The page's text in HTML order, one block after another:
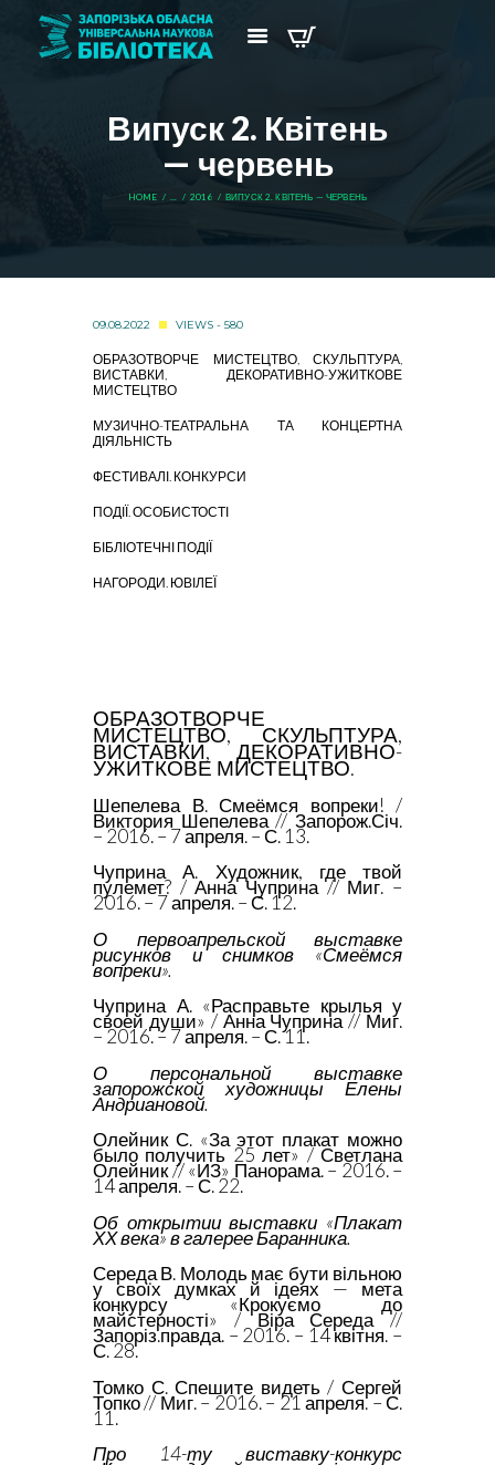
Випуск 2. Квітень
— червень
HOME ... 2016 ВИПУСК 2. КВІТЕНЬ — ЧЕРВЕНЬ
09.08.2022 VIEWS - 580
ОБРАЗОТВОРЧЕ МИСТЕЦТВО, СКУЛЬПТУРА,
ВИСТАВКИ, ДЕКОРАТИВНО-УЖИТКОВЕ
МИСТЕЦТВО
МУЗИЧНО-ТЕАТРАЛЬНА ТА КОНЦЕРТНА
ДІЯЛЬНІСТЬ
ФЕСТИВАЛІ. КОНКУРСИ
ПОДІЇ. ОСОБИСТОСТІ
БІБЛІОТЕЧНІ ПОДІЇ
НАГОРОДИ. ЮВІЛЕЇ
ОБРАЗОТВОРЧЕ
МИСТЕЦТВО, СКУЛЬПТУРА,
ВИСТАВКИ, ДЕКОРАТИВНО-
УЖИТКОВЕ МИСТЕЦТВО.
Шепелева В. Смеёмся вопреки! /
Виктория Шепелева // Запорож.Січ.
– 2016. – 7 апреля. – С. 13.
Чуприна А. Художник, где твой
пулемет? / Анна Чуприна // Миг. –
2016. – 7 апреля. – С. 12.
О первоапрельской выставке
рисунков и снимков «Смеёмся
вопреки».
Чуприна А. «Расправьте крылья у
своей души» / Анна Чуприна // Миг.
– 2016. – 7 апреля. – С. 11.
О персональной выставке
запорожской художницы Елены
Андриановой.
Олейник С. «За этот плакат можно
было получить 25 лет» / Светлана
Олейник // «ИЗ» Панорама. – 2016. –
14 апреля. – С. 22.
Об открытии выставки «Плакат
ХХ века» в галерее Баранника.
Середа В. Молодь має бути вільною
у своїх думках й ідеях — мета
конкурсу «Крокуємо до
майстерності» / Віра Середа //
Запоріз.правда. – 2016. – 14 квітня. –
С. 28.
Томко С. Спешите видеть / Сергей
Топко // Миг. – 2016. – 21 апреля. – С.
11.
Про 14-ту виставку-конкурс